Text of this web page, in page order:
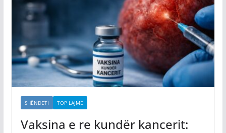
SHËNDETI TOP LAJME
Vaksina e re kundër kancerit: